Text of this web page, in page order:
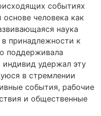
событиях
человека как
наука
принадлежности к
поддерживала
удержал эту
в стремлении
события, рабочие
и общественные